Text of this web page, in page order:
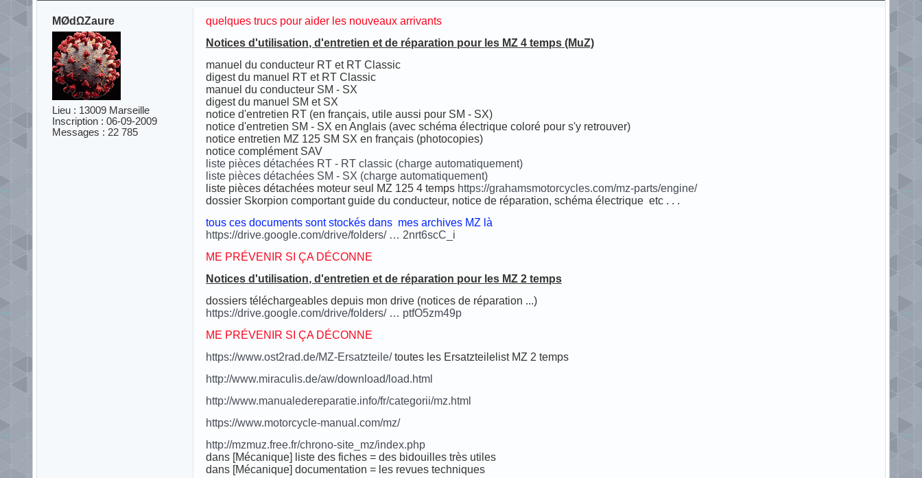
MØdΩZaure
Lieu : 13009 Marseille
Inscription : 06-09-2009
Messages : 22 785
quelques trucs pour aider les nouveaux arrivants
Notices d'utilisation, d'entretien et de réparation pour les MZ 4 temps (MuZ)
manuel du conducteur RT et RT Classic
digest du manuel RT et RT Classic
manuel du conducteur SM - SX
digest du manuel SM et SX
notice d'entretien RT (en français, utile aussi pour SM - SX)
notice d'entretien SM - SX en Anglais (avec schéma électrique coloré pour s'y retrouver)
notice entretien MZ 125 SM SX en français (photocopies)
notice complément SAV
liste pièces détachées RT - RT classic (charge automatiquement)
liste pièces détachées SM - SX (charge automatiquement)
liste pièces détachées moteur seul MZ 125 4 temps https://grahamsmotorcycles.com/mz-parts/engine/
dossier Skorpion comportant guide du conducteur, notice de réparation, schéma électrique etc . . .
tous ces documents sont stockés dans mes archives MZ là
https://drive.google.com/drive/folders/ … 2nrt6scC_i
ME PRÉVENIR SI ÇA DÉCONNE
Notices d'utilisation, d'entretien et de réparation pour les MZ 2 temps
dossiers téléchargeables depuis mon drive (notices de réparation ...)
https://drive.google.com/drive/folders/ … ptfO5zm49p
ME PRÉVENIR SI ÇA DÉCONNE
https://www.ost2rad.de/MZ-Ersatzteile/toutes les Ersatzteilelist MZ 2 temps
http://www.miraculis.de/aw/download/load.html
http://www.manualedereparatie.info/fr/categorii/mz.html
https://www.motorcycle-manual.com/mz/
http://mzmuz.free.fr/chrono-site_mz/index.php
dans [Mécanique] liste des fiches = des bidouilles très utiles
dans [Mécanique] documentation = les revues techniques